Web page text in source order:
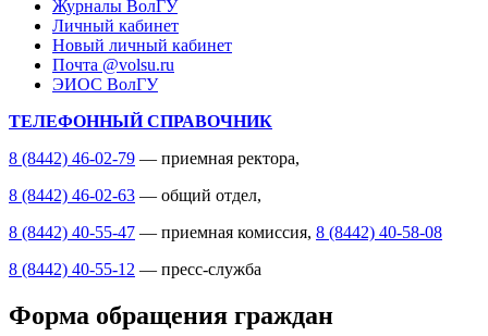
Журналы ВолГУ
Личный кабинет
Новый личный кабинет
Почта @volsu.ru
ЭИОС ВолГУ
ТЕЛЕФОННЫЙ СПРАВОЧНИК
8 (8442) 46-02-79 — приемная ректора,
8 (8442) 46-02-63 — общий отдел,
8 (8442) 40-55-47 — приемная комиссия, 8 (8442) 40-58-08
8 (8442) 40-55-12 — пресс-служба
Форма обращения граждан